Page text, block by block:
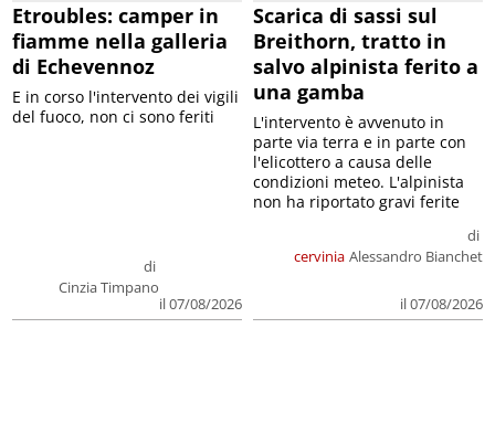
Etroubles: camper in
fiamme nella galleria
di Echevennoz
di
Cinzia Timpano
il 07/08/2026
E in corso l'intervento dei vigili
del fuoco, non ci sono feriti
Scarica di sassi sul
Breithorn, tratto in
salvo alpinista ferito a
una gamba
cervinia
di
Alessandro Bianchet
il 07/08/2026
L'intervento è avvenuto in
parte via terra e in parte con
l'elicottero a causa delle
condizioni meteo. L'alpinista
non ha riportato gravi ferite